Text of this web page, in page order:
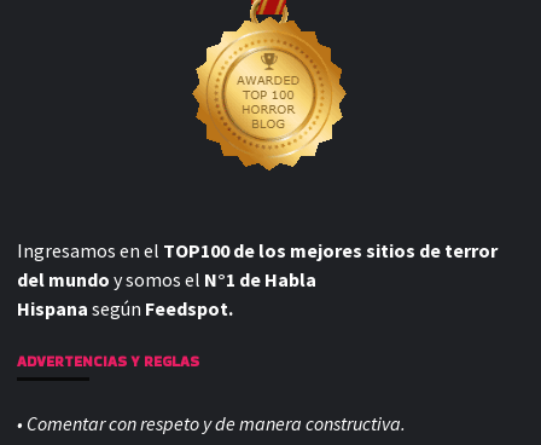
Ingresamos en el TOP100 de los mejores sitios de terror
del mundo y somos el N°1 de Habla
Hispana según Feedspot.
ADVERTENCIAS Y REGLAS
• Comentar con respeto y de manera constructiva.